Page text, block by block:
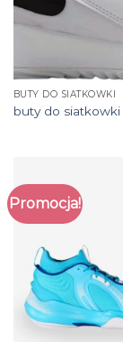
BUTY DO SIATKOWKI
buty do siatkowki
Promocja!